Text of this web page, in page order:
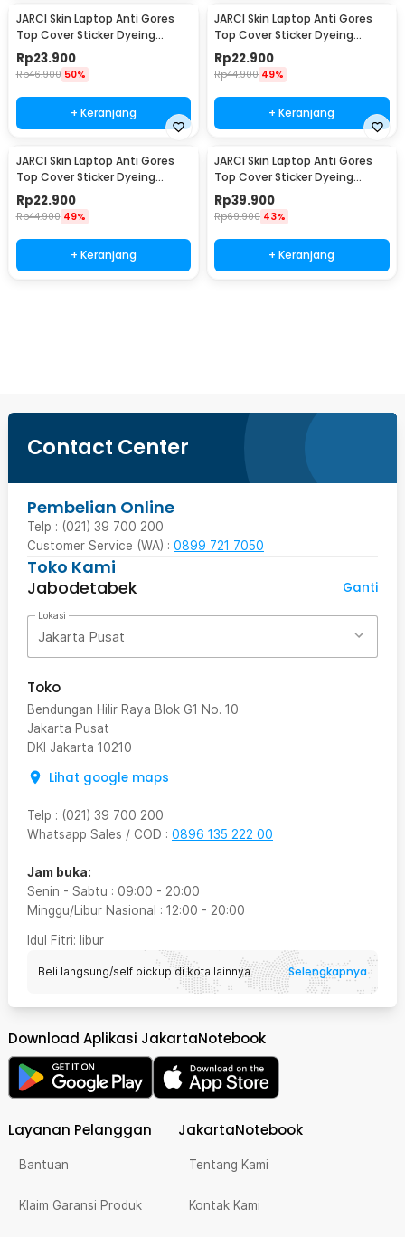
JARCI Skin Laptop Anti Gores
Top Cover Sticker Dyeing
Process 14C MacBook Air 13 -
JR-14
Rp23.900
Rp46.900 50%
+ Keranjang
JARCI Skin Laptop Anti Gores
Top Cover Sticker Dyeing
Process 18C MacBook Pro 16 -
JR-18
Rp22.900
Rp44.900 49%
+ Keranjang
JARCI Skin Laptop Anti Gores
Top Cover Sticker Dyeing
Process 18C MacBook Air 15 -
JR-18
Rp22.900
Rp44.900 49%
+ Keranjang
JARCI Skin Laptop Anti Gores
Top Cover Sticker Dyeing
Process 18C MacBook Air 13 -
JR-18
Rp39.900
Rp69.900 43%
+ Keranjang
Contact Center
Pembelian Online
Telp : (021) 39 700 200
Customer Service (WA) : 0899 721 7050
Toko Kami
Jabodetabek
Ganti
Lokasi
Jakarta Pusat
Toko
Bendungan Hilir Raya Blok G1 No. 10
Jakarta Pusat
DKI Jakarta 10210
Lihat google maps
Telp : (021) 39 700 200
Whatsapp Sales / COD : 0896 135 222 00
Jam buka:
Senin - Sabtu : 09:00 - 20:00
Minggu/Libur Nasional : 12:00 - 20:00
Idul Fitri: libur
Beli langsung/self pickup di kota lainnya Selengkapnya
Download Aplikasi JakartaNotebook
Layanan Pelanggan
Bantuan
Klaim Garansi Produk
JakartaNotebook
Tentang Kami
Kontak Kami